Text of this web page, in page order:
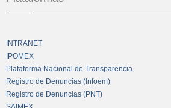
INTRANET
IPOMEX
Plataforma Nacional de Transparencia
Registro de Denuncias (Infoem)
Registro de Denuncias (PNT)